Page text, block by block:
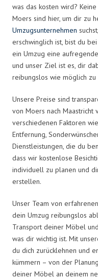
was das kosten wird?
Moers sind hier, um dir zu
Umzugsunternehmen
erschwinglich ist, bist du
ein Umzug eine
und unser Ziel ist es, dir
reibungslos wie möglich zu
Unsere Preise sind
von Moers nach Maastricht
verschiedenen Faktoren
Entfernung,
Dienstleistungen, die du
dass wir kostenlose
individuell zu planen und
erstellen.
Unser Team von
dein Umzug reibungslos
Transport deiner Möbel
was dir wichtig ist. Mit
du dich zurücklehnen und
kümmern – von der
deiner Möbel an deinem